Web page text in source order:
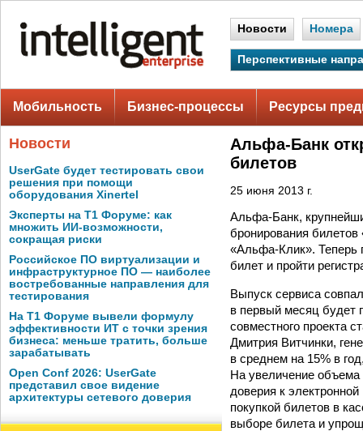
Новости Номера
Перспективные
Мобильность Бизнес-процессы Ресурсы
Новости
UserGate будет тестировать свои
решения при помощи
оборудования Xinertel
Эксперты на Т1 Форуме: как
множить ИИ-возможности,
сокращая риски
Российское ПО виртуализации и
инфраструктурное ПО — наиболее
востребованные направления для
тестирования
На Т1 Форуме вывели формулу
эффективности ИТ с точки зрения
бизнеса: меньше тратить, больше
зарабатывать
Open Conf 2026: UserGate
представил свое видение
архитектуры сетевого доверия
Альфа-Банк
билетов
25 июня 2013 г.
Альфа-Банк,
бронирования
«Альфа-Клик». Теперь
билет и пройти
Выпуск сервиса
в первый месяц будет
совместного проекта
Дмитрия Витчинки,
в среднем на 15% в
На увеличение объема
доверия к
покупкой билетов в
выборе билета и